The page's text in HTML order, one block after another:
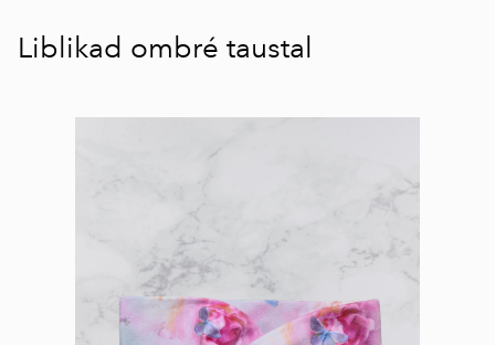
Liblikad ombré taustal